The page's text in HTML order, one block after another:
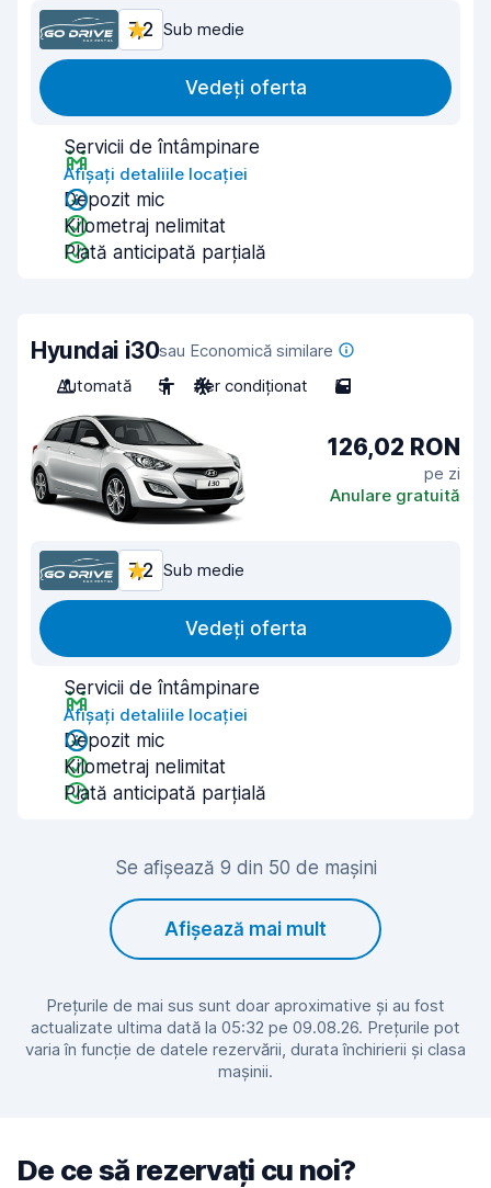
7,2 Sub medie
Vedeți oferta
Servicii de întâmpinare
Afișați detaliile locației
Depozit mic
Kilometraj nelimitat
Plată anticipată parțială
Hyundai i30sau Economică similare
Automată
5 Aer condiționat 5
126,02 RON
pe zi
Anulare gratuită
7,2 Sub medie
Vedeți oferta
Servicii de întâmpinare
Afișați detaliile locației
Depozit mic
Kilometraj nelimitat
Plată anticipată parțială
Se afișează 9 din 50 de mașini
Afișează mai mult
Prețurile de mai sus sunt doar aproximative și au fost
actualizate ultima dată la 05:32 pe 09.08.26. Prețurile pot
varia în funcție de datele rezervării, durata închirierii și clasa
mașinii.
De ce să rezervați cu noi?